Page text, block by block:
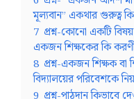
মূল্যবান” একথার গুরুত্ব
7 প্রশ্ন-কোনো একটি
একজন শিক্ষকের কি
8 প্রশ্ন-একজন শিক্ষক বা
বিদ্যালয়ের পরিবেশকে